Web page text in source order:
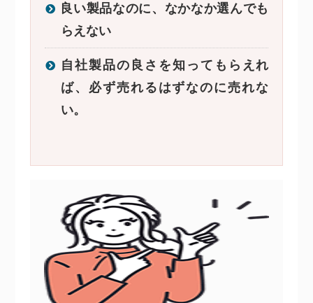
良い製品なのに、なかなか選んでも
らえない
自社製品の良さを知ってもらえれ
ば、必ず売れるはずなのに売れな
い。